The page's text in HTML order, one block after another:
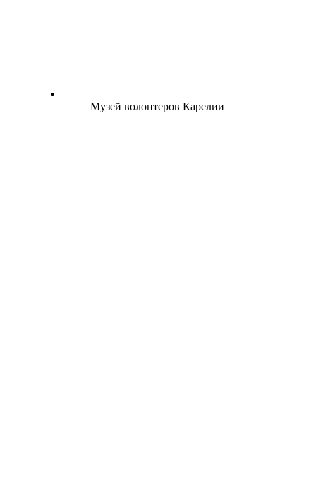
Музей волонтеров Карелии